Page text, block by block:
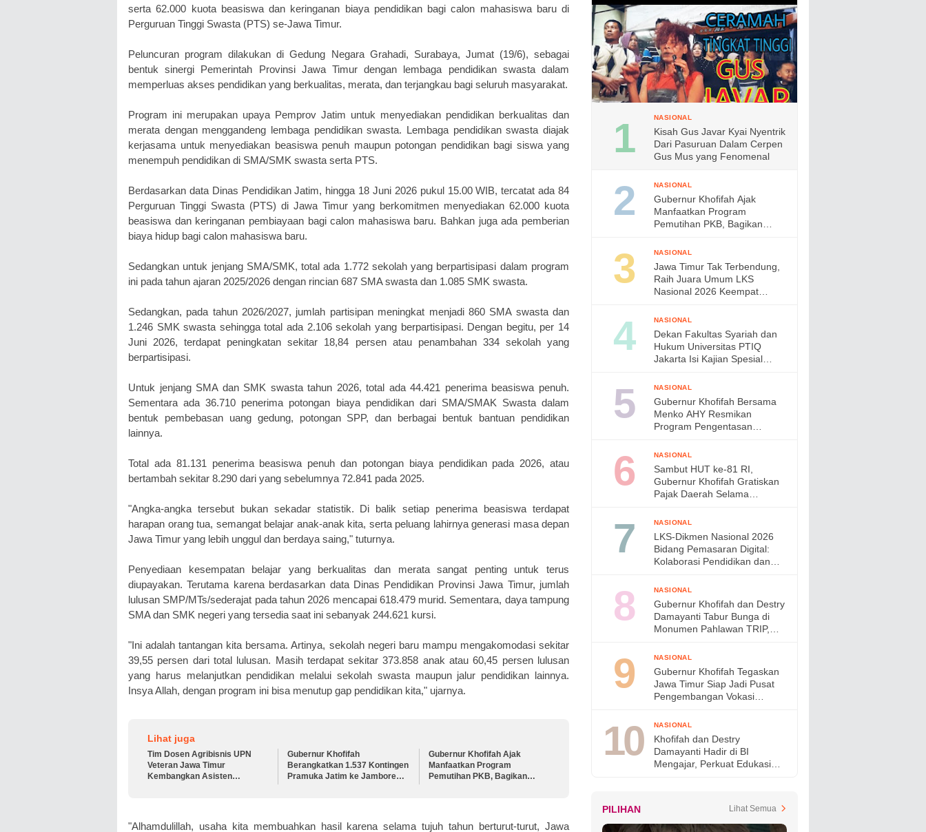
serta 62.000 kuota beasiswa dan keringanan biaya pendidikan bagi calon mahasiswa baru di
Perguruan Tinggi Swasta (PTS) se-Jawa Timur.
Peluncuran program dilakukan di Gedung Negara Grahadi, Surabaya, Jumat (19/6), sebagai
bentuk sinergi Pemerintah Provinsi Jawa Timur dengan lembaga pendidikan swasta dalam
memperluas akses pendidikan yang berkualitas, merata, dan terjangkau bagi seluruh masyarakat.
Program ini merupakan upaya Pemprov Jatim untuk menyediakan pendidikan berkualitas dan
merata dengan menggandeng lembaga pendidikan swasta. Lembaga pendidikan swasta diajak
kerjasama untuk menyediakan beasiswa penuh maupun potongan pendidikan bagi siswa yang
menempuh pendidikan di SMA/SMK swasta serta PTS.
Berdasarkan data Dinas Pendidikan Jatim, hingga 18 Juni 2026 pukul 15.00 WIB, tercatat ada 84
Perguruan Tinggi Swasta (PTS) di Jawa Timur yang berkomitmen menyediakan 62.000 kuota
beasiswa dan keringanan pembiayaan bagi calon mahasiswa baru. Bahkan juga ada pemberian
biaya hidup bagi calon mahasiswa baru.
Sedangkan untuk jenjang SMA/SMK, total ada 1.772 sekolah yang berpartisipasi dalam program
ini pada tahun ajaran 2025/2026 dengan rincian 687 SMA swasta dan 1.085 SMK swasta.
Sedangkan, pada tahun 2026/2027, jumlah partisipan meningkat menjadi 860 SMA swasta dan
1.246 SMK swasta sehingga total ada 2.106 sekolah yang berpartisipasi. Dengan begitu, per 14
Juni 2026, terdapat peningkatan sekitar 18,84 persen atau penambahan 334 sekolah yang
berpartisipasi.
Untuk jenjang SMA dan SMK swasta tahun 2026, total ada 44.421 penerima beasiswa penuh.
Sementara ada 36.710 penerima potongan biaya pendidikan dari SMA/SMAK Swasta dalam
bentuk pembebasan uang gedung, potongan SPP, dan berbagai bentuk bantuan pendidikan
lainnya.
Total ada 81.131 penerima beasiswa penuh dan potongan biaya pendidikan pada 2026, atau
bertambah sekitar 8.290 dari yang sebelumnya 72.841 pada 2025.
"Angka-angka tersebut bukan sekadar statistik. Di balik setiap penerima beasiswa terdapat
harapan orang tua, semangat belajar anak-anak kita, serta peluang lahirnya generasi masa depan
Jawa Timur yang lebih unggul dan berdaya saing," tuturnya.
Penyediaan kesempatan belajar yang berkualitas dan merata sangat penting untuk terus
diupayakan. Terutama karena berdasarkan data Dinas Pendidikan Provinsi Jawa Timur, jumlah
lulusan SMP/MTs/sederajat pada tahun 2026 mencapai 618.479 murid. Sementara, daya tampung
SMA dan SMK negeri yang tersedia saat ini sebanyak 244.621 kursi.
"Ini adalah tantangan kita bersama. Artinya, sekolah negeri baru mampu mengakomodasi sekitar
39,55 persen dari total lulusan. Masih terdapat sekitar 373.858 anak atau 60,45 persen lulusan
yang harus melanjutkan pendidikan melalui sekolah swasta maupun jalur pendidikan lainnya.
Insya Allah, dengan program ini bisa menutup gap pendidikan kita," ujarnya.
Lihat juga
Tim Dosen Agribisnis UPN
Veteran Jawa Timur
Kembangkan Asisten
Gubernur Khofifah
Berangkatkan 1.537 Kontingen
Pramuka Jatim ke Jambore
Gubernur Khofifah Ajak
Manfaatkan Program
Pemutihan PKB, Bagikan
"Alhamdulillah, usaha kita membuahkan hasil karena selama tujuh tahun berturut-turut, Jawa
NASIONAL
Kisah Gus Javar Kyai Nyentrik
Dari Pasuruan Dalam Cerpen
Gus Mus yang Fenomenal
NASIONAL
Gubernur Khofifah Ajak
Manfaatkan Program
Pemutihan PKB, Bagikan
dan Sembako kepada Ojol
Malang
NASIONAL
Jawa Timur Tak Terbendung,
Raih Juara Umum LKS
Nasional 2026 Keempat
Apresiasi Prestasi Siswa
Vokasi
NASIONAL
Dekan Fakultas Syariah dan
Hukum Universitas PTIQ
Jakarta Isi Kajian Spesial
di Jepang
NASIONAL
Gubernur Khofifah Bersama
Menko AHY Resmikan
Program Pengentasan
Wujudkan Lingkungan ASRI di
Gresik
NASIONAL
Sambut HUT ke-81 RI,
Gubernur Khofifah Gratiskan
Pajak Daerah Selama
NASIONAL
LKS-Dikmen Nasional 2026
Bidang Pemasaran Digital:
Kolaborasi Pendidikan dan
Digital Indonesia
NASIONAL
Gubernur Khofifah dan Destry
Damayanti Tabur Bunga di
Monumen Pahlawan TRIP,
Kepahlawanan
NASIONAL
Gubernur Khofifah Tegaskan
Jawa Timur Siap Jadi Pusat
Pengembangan Vokasi
2026
NASIONAL
Khofifah dan Destry
Damayanti Hadir di BI
Mengajar, Perkuat Edukasi
PILIHAN Lihat Semua